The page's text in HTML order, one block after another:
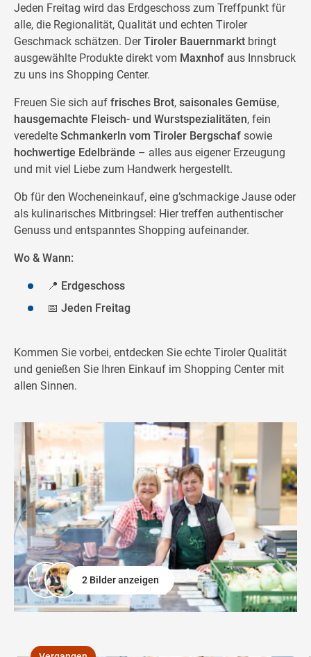
Jeden Freitag wird das Erdgeschoss zum Treffpunkt für
alle, die Regionalität, Qualität und echten Tiroler
Geschmack schätzen. DerTiroler Bauernmarkt bringt
ausgewählte Produkte direkt vom Maxnhof aus Innsbruck
zu uns ins Shopping Center.
Freuen Sie sich auf frisches Brot, saisonales Gemüse,
hausgemachte Fleisch- und Wurstspezialitäten, fein
veredelte Schmankerln vom Tiroler Bergschaf sowie
hochwertige Edelbrände – alles aus eigener Erzeugung
und mit viel Liebe zum Handwerk hergestellt.
Ob für den Wocheneinkauf, eine g’schmackige Jause oder
als kulinarisches Mitbringsel: Hier treffen authentischer
Genuss und entspanntes Shopping aufeinander.
Wo & Wann:
📍 Erdgeschoss
📅 Jeden Freitag
Kommen Sie vorbei, entdecken Sie echte Tiroler Qualität
und genießen Sie Ihren Einkauf im Shopping Center mit
allen Sinnen.
2 Bilder anzeigen